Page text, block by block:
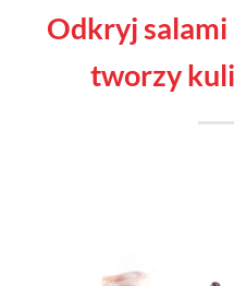
odkryj salami iberyjskie, które
tworzy